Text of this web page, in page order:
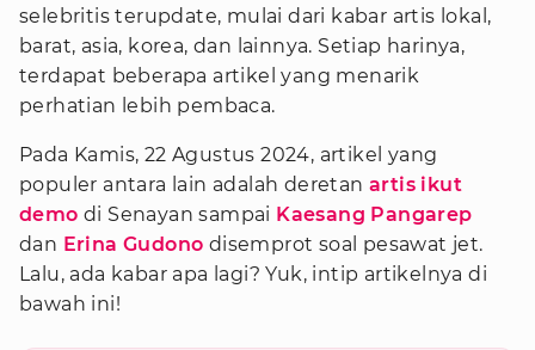
selebritis terupdate, mulai dari kabar artis lokal,
barat, asia, korea, dan lainnya. Setiap harinya,
terdapat beberapa artikel yang menarik
perhatian lebih pembaca.
Pada Kamis, 22 Agustus 2024, artikel yang
populer antara lain adalah deretan artis ikut
demo di Senayan sampai Kaesang Pangarep
dan Erina Gudono disemprot soal pesawat jet.
Lalu, ada kabar apa lagi? Yuk, intip artikelnya di
bawah ini!